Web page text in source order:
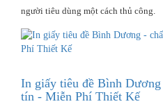
người tiêu dùng một cách thủ công.
In giấy tiêu đề Bình
tín - Miễn Phí Thiết Kế